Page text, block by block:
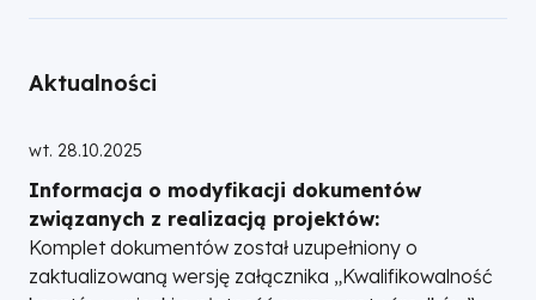
Aktualności
Informacja o modyfikacji dokumentów
związanych z realizacją projektów:
Komplet dokumentów został uzupełniony o
zaktualizowaną wersję załącznika „Kwalifikowalność
wt. 28.10.2025